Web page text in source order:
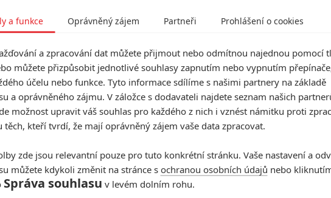
o Martinovi Lutherovi Kingovi, ukázala práci s charaktery i
intenzivní davovou scénu. Spolu s jejím narůstajícím
zájem. Z druhé strany by se mohlo zdát, že by
látky, nicméně je pravda, že úspěšný blockbuster
a pro režisérku může být černošský superhrdina po
výzvou.
El Mayimbe naznačuje, že jedním z nich by mohl být
Karamelka
), který uvádí do kin vysoce ceněné drama o
potenciálně spojován také Reginald Hudlin ( Sloužit Sáře,
africké země (bohaté na nerostné suroviny), který se za
a funkce Oprávněný zájem Partneři Prohlášení o cookies
a zpracování dat můžete přijmout nebo odmítnou najednou pomocí
můžete přizpůsobit jednotlivé souhlasy zapnutím nebo vypnutím
účelu nebo funkce. Tyto informace sdílíme s našimi partnery na základě
a oprávněného zájmu. V záložce s dodavateli najdete seznam našich
možnost upravit váš souhlas pro každého z nich i vznést námitku proti
těch, kteří tvrdí, že mají oprávněný zájem vaše data zpracovat.
zde jsou relevantní pouze pro tuto konkrétní stránku. Vaše nastavení a
můžete kdykoli změnit na stránce s ochranou osobních údajů nebo
Správa souhlasu v levém dolním rohu.